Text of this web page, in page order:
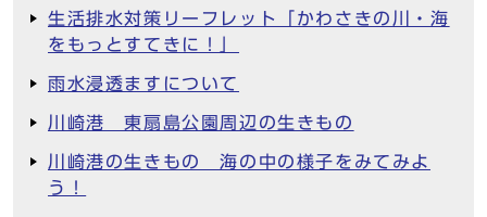
生活排水対策リーフレット「かわさきの川・海
をもっとすてきに！」
雨水浸透ますについて
川崎港 東扇島公園周辺の生きもの
川崎港の生きもの 海の中の様子をみてみよ
う！